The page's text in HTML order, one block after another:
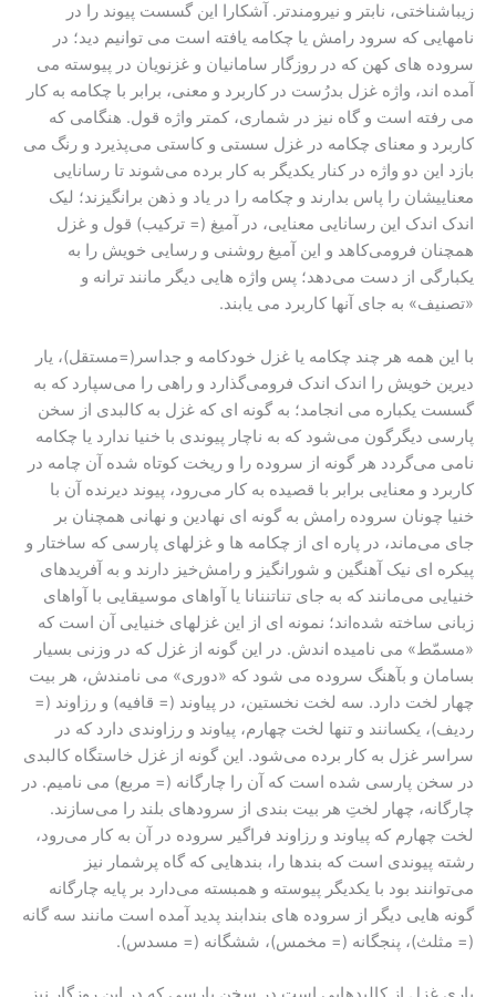
زیباشناختی، نابتر و نیرومندتر. آشکارا این گسست پیوند را در
نامهایی که سرود رامش یا چکامه یافته است می توانیم دید؛ در
سروده های کهن که در روزگار سامانیان و غزنویان در پیوسته می
آمده اند، واژه غزل بدرُست در کاربرد و معنی، برابر با چکامه به کار
می رفته است و گاه نیز در شماری، کمتر واژه قول. هنگامی که
کاربرد و معنای چکامه در غزل سستی و کاستی می‌پذیرد و رنگ می
بازد این دو واژه در کنار یکدیگر به کار برده می‌شوند تا رسانایی
معناییشان را پاس بدارند و چکامه را در یاد و ذهن برانگیزند؛ لیک
اندک اندک این رسانایی معنایی، در آمیغ (= ترکیب) قول و غزل
همچنان فرومی‌کاهد و این آمیغ روشنی و رسایی خویش را به
یکبارگی از دست می‌دهد؛ پس واژه هایی دیگر مانند ترانه و
«تصنیف» به جای آنها کاربرد می یابند.
با این همه هر چند چکامه یا غزل خودکامه و جداسر(=مستقل)، یار
دیرین خویش را اندک اندک فرومی‌گذارد و راهی را می‌سپارد که به
گسست یکباره می انجامد؛ به گونه ای که غزل به کالبدی از سخن
پارسی دیگرگون می‌شود که به ناچار پیوندی با خنیا ندارد یا چکامه
نامی می‌گردد هر گونه از سروده را و ریخت کوتاه شده آن چامه در
کاربرد و معنایی برابر با قصیده به کار می‌رود، پیوند دیرنده آن با
خنیا چونان سروده رامش به گونه ای نهادین و نهانی همچنان بر
جای می‌ماند، در پاره ای از چکامه ها و غزلهای پارسی که ساختار و
پیکره ای نیک آهنگین و شورانگیز و رامش‌خیز دارند و به آفریدهای
خنیایی می‌مانند که به جای تناتننانا یا آواهای موسیقایی با آواهای
زبانی ساخته شده‌اند؛ نمونه ای از این غزلهای خنیایی آن است که
«مسمّط» می نامیده اندش. در این گونه از غزل که در وزنی بسیار
بسامان و بآهنگ سروده می شود که «دوری» می نامندش، هر بیت
چهار لخت دارد. سه لخت نخستین، در پیاوند (= قافیه) و رزاوند (=
ردیف)، یکسانند و تنها لخت چهارم، پیاوند و رزاوندی دارد که در
سراسر غزل به کار برده می‌شود. این گونه از غزل خاستگاه کالبدی
در سخن پارسی شده است که آن را چارگانه (= مربع) می نامیم. در
چارگانه، چهار لختِ هر بیت بندی از سرودهای بلند را می‌سازند.
لخت چهارم که پیاوند و رزاوند فراگیر سروده در آن به کار می‌رود،
رشته پیوندی است که بندها را، بندهایی که گاه پرشمار نیز
می‌توانند بود با یکدیگر پیوسته و همبسته می‌دارد بر پایه چارگانه
گونه هایی دیگر از سروده های بندابند پدید آمده است مانند سه گانه
(= مثلث)، پنجگانه (= مخمس)، ششگانه (= مسدس).